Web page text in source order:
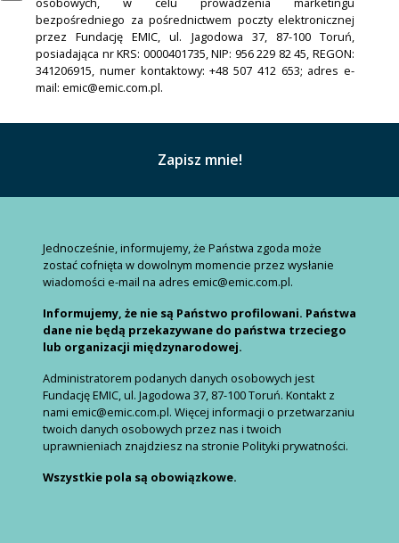
bezpośredniego za pośrednictwem poczty elektronicznej
przez Fundację EMIC, ul. Jagodowa 37, 87-100 Toruń,
posiadająca nr KRS: 0000401735, NIP: 956 229 82 45, REGON:
341206915, numer kontaktowy: +48 507 412 653; adres e-
mail: emic@emic.com.pl.
Jednocześnie, informujemy, że Państwa zgoda może
zostać cofnięta w dowolnym momencie przez wysłanie
wiadomości e-mail na adres emic@emic.com.pl.
Informujemy, że nie są Państwo profilowani. Państwa
dane nie będą przekazywane do państwa trzeciego
lub organizacji międzynarodowej.
Administratorem podanych danych osobowych jest
Fundację EMIC, ul. Jagodowa 37, 87-100 Toruń. Kontakt z
nami emic@emic.com.pl. Więcej informacji o przetwarzaniu
twoich danych osobowych przez nas i twoich
uprawnieniach znajdziesz na stronie Polityki prywatności.
Wszystkie pola są obowiązkowe.